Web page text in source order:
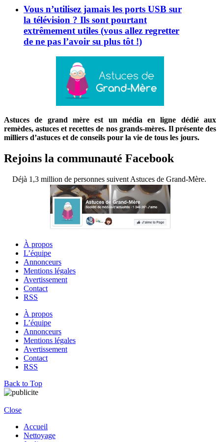
Vous n’utilisez jamais les ports USB sur
la télévision ? Ils sont pourtant
extrêmement utiles (vous allez regretter
de ne pas l’avoir su plus tôt !)
Astuces de grand mère est un média en ligne dédié aux
remèdes, astuces et recettes de nos grands-mères. Il présente des
milliers d’astuces et de conseils pour la vie de tous les jours.
Rejoins la communauté Facebook
Déjà 1,3 million de personnes suivent Astuces de Grand-Mère.
À propos
L’équipe
Annonceurs
Mentions légales
Avertissement
Contact
RSS
À propos
L’équipe
Annonceurs
Mentions légales
Avertissement
Contact
RSS
Back to Top
Close
Accueil
Nettoyage